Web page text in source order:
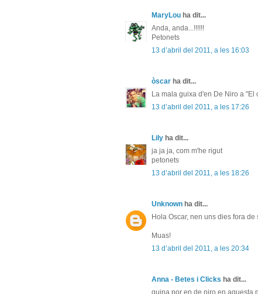
MaryLou ha dit...
Anda, anda...!!!!!!
Petonets
13 d’abril del 2011, a les 16:03
òscar ha dit...
La mala guixa d'en De Niro a
13 d’abril del 2011, a les 17:26
Lily ha dit...
ja ja ja, com m'he rigut
petonets
13 d’abril del 2011, a les 18:26
Unknown ha dit...
Hola Oscar, nen uns dies fora
Muas!
13 d’abril del 2011, a les 20:34
Anna - Betes i Clicks ha dit...
quina por en de niro en aquesta